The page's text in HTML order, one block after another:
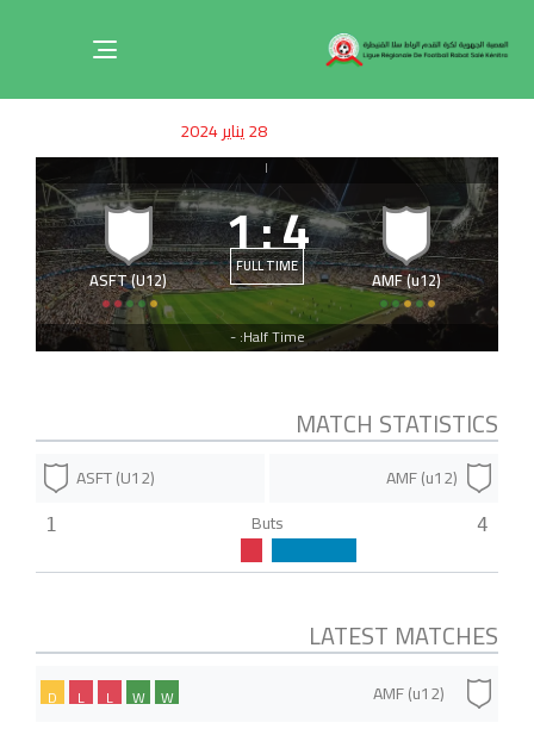
Toggle
IN:on:
28 يناير 2024
|
AMF (u12)
4
:
1FULL TIME
ASFT (U12)
Half Time: -
MATCH STATISTICS
AMF (u12)
ASFT (U12)
4
Buts
1
LATEST MATCHES
AMF (u12)
W
W
L
L
D